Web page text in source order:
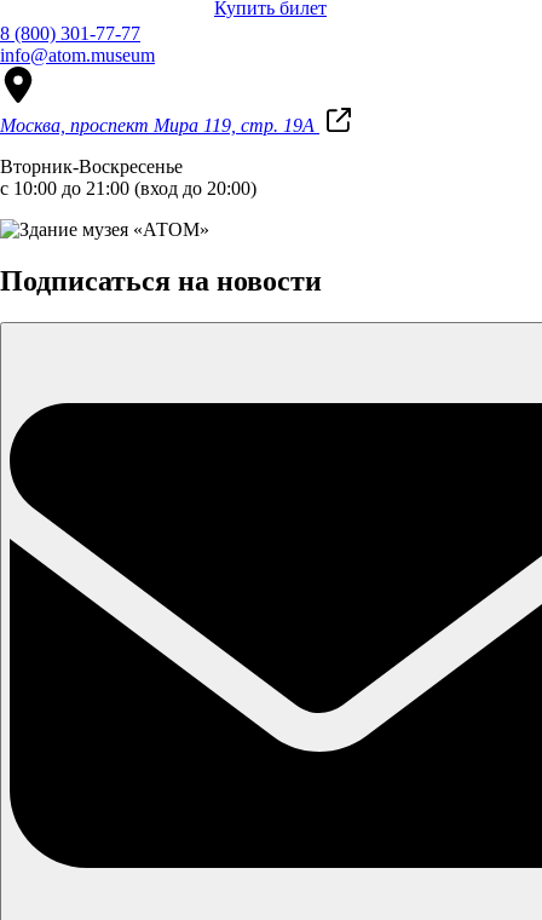
Купить билет
8 (800) 301-77-77
info@atom.museum
Москва, проспект Мира 119, стр. 19А
Вторник-Воскресенье
с 10:00 до 21:00 (вход до 20:00)
Подписаться на новости